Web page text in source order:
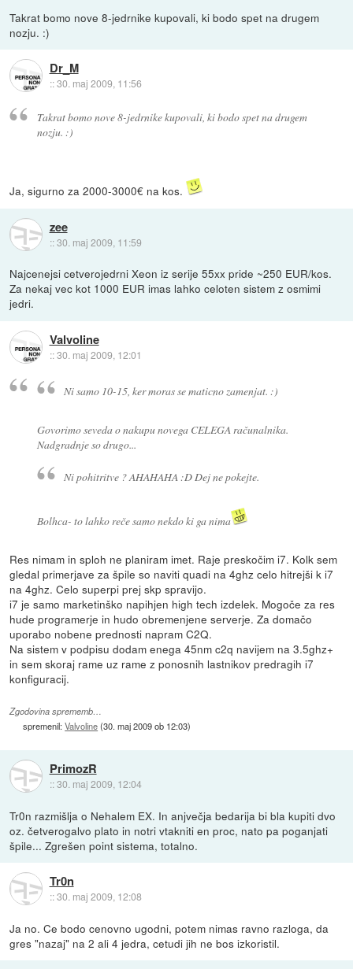
Takrat bomo nove 8-jedrnike kupovali, ki bodo spet na drugem
nozju. :)
Dr_M
::30. maj 2009, 11:56
Takrat bomo nove 8-jedrnike kupovali, ki bodo spet na drugem
nozju. :)
Ja, sigurno za 2000-3000€ na kos.
zee
::30. maj 2009, 11:59
Najcenejsi cetverojedrni Xeon iz serije 55xx pride ~250 EUR/kos.
Za nekaj vec kot 1000 EUR imas lahko celoten sistem z osmimi
jedri.
Valvoline
::30. maj 2009, 12:01
Ni samo 10-15, ker moras se maticno zamenjat. :)
Govorimo seveda o nakupu novega CELEGA računalnika.
Nadgradnje so drugo...
Ni pohitritve ? AHAHAHA :D Dej ne pokejte.
Bolhca- to lahko reče samo nekdo ki ga nima
Res nimam in sploh ne planiram imet. Raje preskočim i7. Kolk sem
gledal primerjave za špile so naviti quadi na 4ghz celo hitrejši k i7
na 4ghz. Celo superpi prej skp spravijo.
i7 je samo marketinško napihjen high tech izdelek. Mogoče za res
hude programerje in hudo obremenjene serverje. Za domačo
uporabo nobene prednosti napram C2Q.
Na sistem v podpisu dodam enega 45nm c2q navijem na 3.5ghz+
in sem skoraj rame uz rame z ponosnih lastnikov predragih i7
konfiguracij.
Zgodovina sprememb…
spremenil:Valvoline(30. maj 2009 ob 12:03)
PrimozR
::30. maj 2009, 12:04
Tr0n razmišlja o Nehalem EX. In anjvečja bedarija bi bla kupiti dvo
oz. četverogalvo plato in notri vtakniti en proc, nato pa poganjati
špile... Zgrešen point sistema, totalno.
Tr0n
::30. maj 2009, 12:08
Ja no. Ce bodo cenovno ugodni, potem nimas ravno razloga, da
gres "nazaj" na 2 ali 4 jedra, cetudi jih ne bos izkoristil.